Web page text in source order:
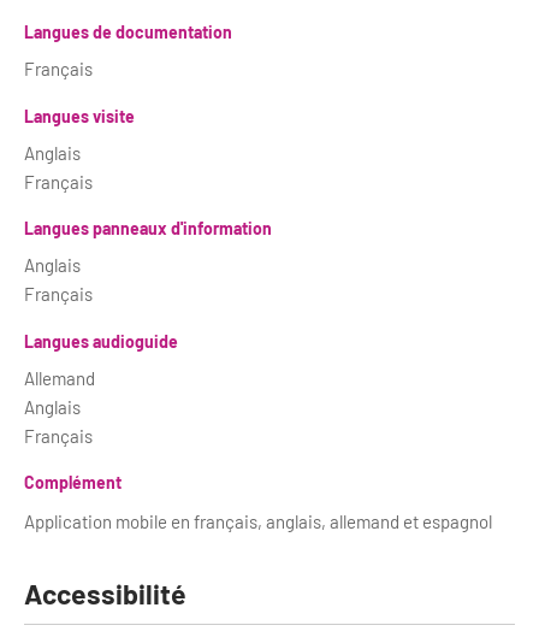
Langues de documentation
Français
Langues visite
Anglais
Français
Langues panneaux d'information
Anglais
Français
Langues audioguide
Allemand
Anglais
Français
Complément
Application mobile en français, anglais, allemand et espagnol
Accessibilité